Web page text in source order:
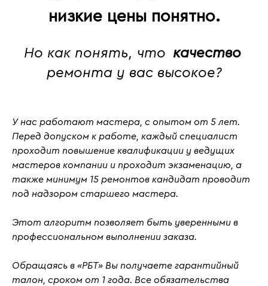
низкие цены понятно.
Но как понять, что качество
ремонта у вас высокое?
У нас работают мастера, с опытом от 5 лет.
Перед допуском к работе, каждый специалист
проходит повышение квалификации у ведущих
мастеров компании и проходит экзаменацию , а
также минимум 15 ремонтов кандидат проводит
под надзором старшего мастера.
Этот алгоритм позволяет быть уверенными в
профессиональном выполнении заказа.
Обращаясь в «РБТ» Вы получаете гарантийный
талон, сроком от 1 года. Все обязательства